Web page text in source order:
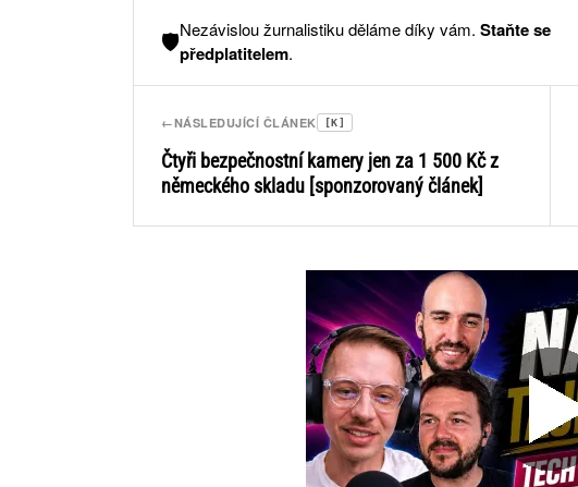
🛡️Nezávislou žurnalistiku děláme díky vám. Staňte se
předplatitelem.
←NÁSLEDUJÍCÍ ČLÁNEK [K]
Čtyři bezpečnostní kamery jen za 1 500 Kč z
německého skladu [sponzorovaný článek]